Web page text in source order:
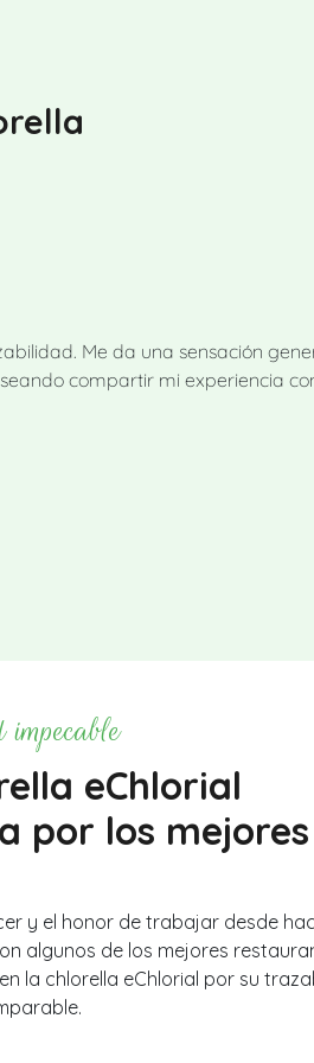
Me da una sensación
compartir mi experiencia
eChlorial
por los mejores
y el honor de trabajar desde
algunos de los mejores
la chlorella eChlorial por su